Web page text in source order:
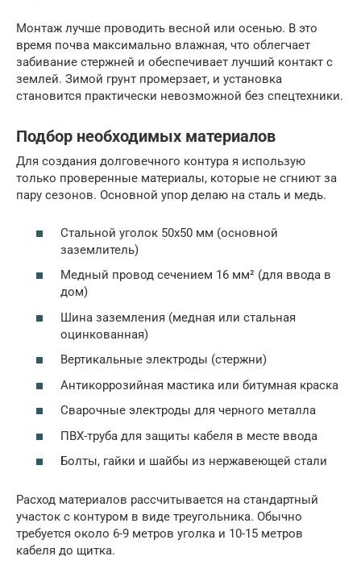
Монтаж лучше проводить весной или осенью. В это
время почва максимально влажная, что облегчает
забивание стержней и обеспечивает лучший контакт с
землей. Зимой грунт промерзает, и установка
становится практически невозможной без спецтехники.
Подбор необходимых материалов
Для создания долговечного контура я использую
только проверенные материалы, которые не сгниют за
пару сезонов. Основной упор делаю на сталь и медь.
Стальной уголок 50х50 мм (основной
заземлитель)
Медный провод сечением 16 мм² (для ввода в
дом)
Шина заземления (медная или стальная
оцинкованная)
Вертикальные электроды (стержни)
Антикоррозийная мастика или битумная краска
Сварочные электроды для черного металла
ПВХ-труба для защиты кабеля в месте ввода
Болты, гайки и шайбы из нержавеющей стали
Расход материалов рассчитывается на стандартный
участок с контуром в виде треугольника. Обычно
требуется около 6-9 метров уголка и 10-15 метров
кабеля до щитка.